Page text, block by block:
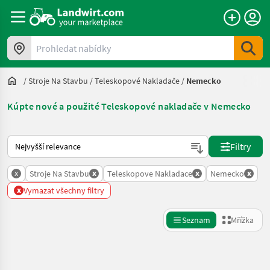
Prohledat nabídky
/Stroje Na Stavbu /Teleskopové Nakladače / Nemecko
Kúpte nové a použité Teleskopové nakladače v Nemecko
Takto se řadí nabídky na Landwirt.com
Filtry
x Stroje Na Stavbu x Teleskopove Nakladace x Nemecko x
x Vymazat všechny filtry
Seznam Mřížka